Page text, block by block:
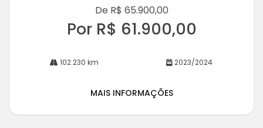
De R$ 65.900,00
Por R$ 61.900,00
102.230 km 2023/2024
MAIS INFORMAÇÕES